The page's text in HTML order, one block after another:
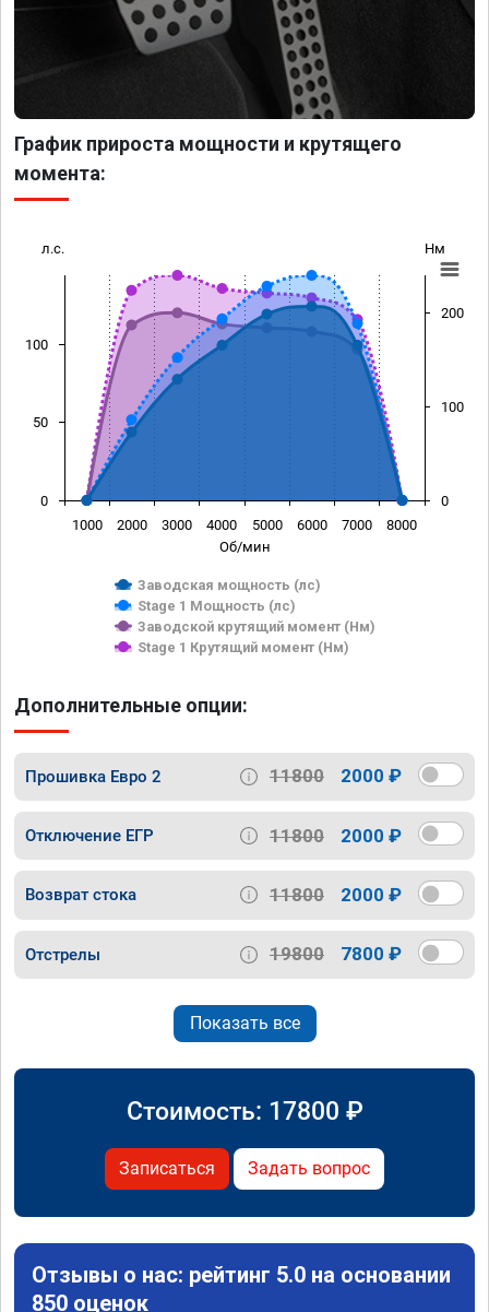
График прироста мощности и крутящего
момента:
Об/мин
л.с. Нм
Заводская мощность (лс)
Stage 1 Мощность (лс)
Заводской крутящий момент (Нм)
Stage 1 Крутящий момент (Нм)
1000 2000 3000 4000 5000 6000 7000 8000
0
50
100
0
100
200
Дополнительные опции:
Прошивка Евро 2 11800 2000 ₽
Отключение ЕГР 11800 2000 ₽
Возврат стока 11800 2000 ₽
Отстрелы 19800 7800 ₽
Показать все
Стоимость: 17800 ₽
Записаться Задать вопрос
Отзывы о нас: рейтинг 5.0 на основании
850 оценок